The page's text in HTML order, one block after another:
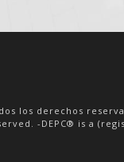
los derechos
-DEPC® is a